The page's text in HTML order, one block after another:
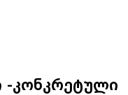
-კონკრეტული